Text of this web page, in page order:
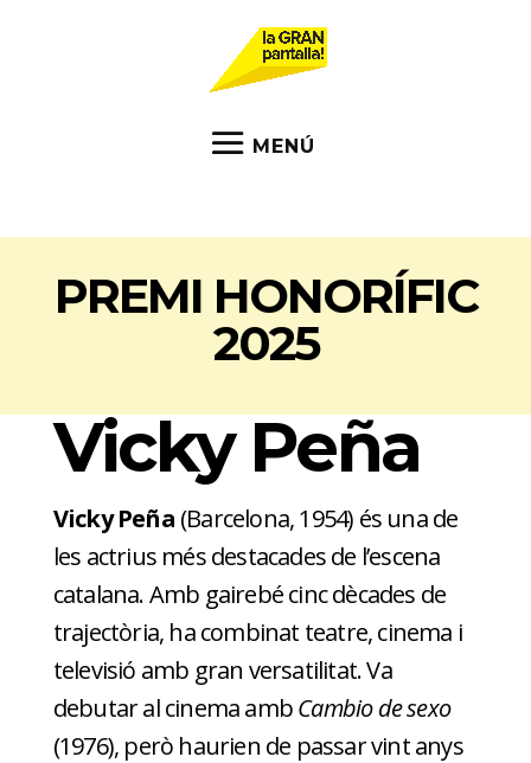
PREMI HONORÍFIC
2025
Vicky Peña
Vicky Peña (Barcelona, 1954) és una de
les actrius més destacades de l’escena
catalana. Amb gairebé cinc dècades de
trajectòria, ha combinat teatre, cinema i
televisió amb gran versatilitat. Va
debutar al cinema ambCambio de sexo
(1976), però haurien de passar vint anys